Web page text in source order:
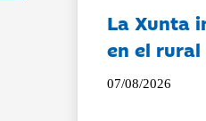
La Xunta
en el
07/08/2026